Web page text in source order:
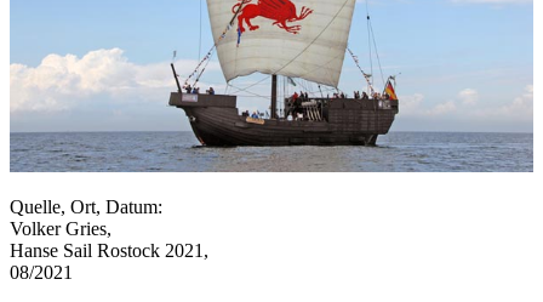
Quelle, Ort, Datum:
Volker Gries,
Hanse Sail Rostock 2021,
08/2021